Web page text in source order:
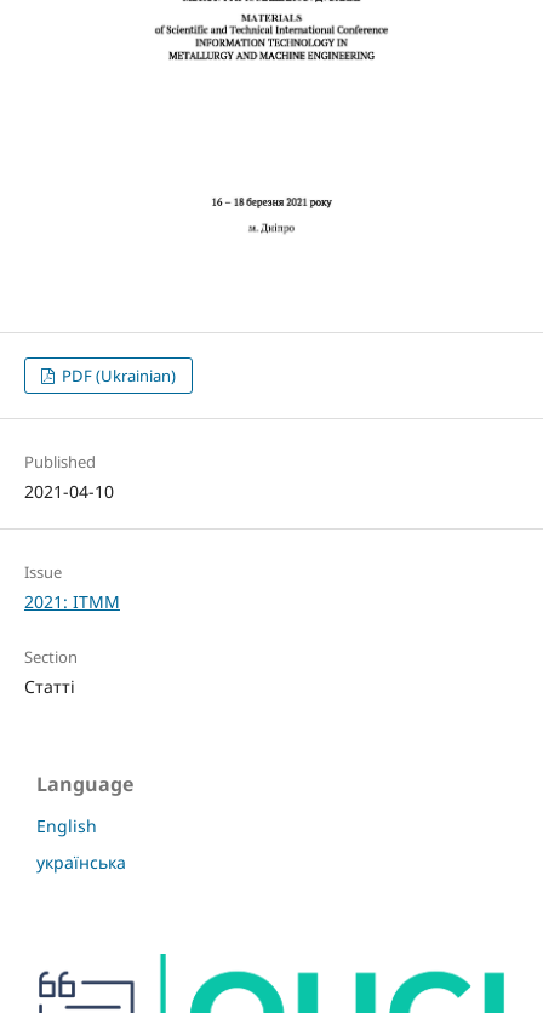
PDF (Ukrainian)
Published
2021-04-10
Issue
2021: ITMM
Section
Статті
Language
English
українська